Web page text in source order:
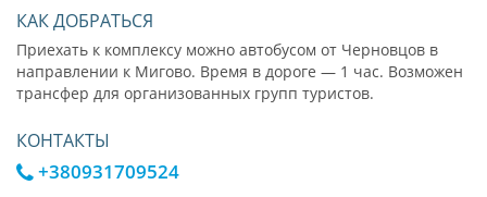
КАК ДОБРАТЬСЯ
Приехать к комплексу можно автобусом от Черновцов в
направлении к Мигово. Время в дороге — 1 час. Возможен
трансфер для организованных групп туристов.
КОНТАКТЫ
+380931709524